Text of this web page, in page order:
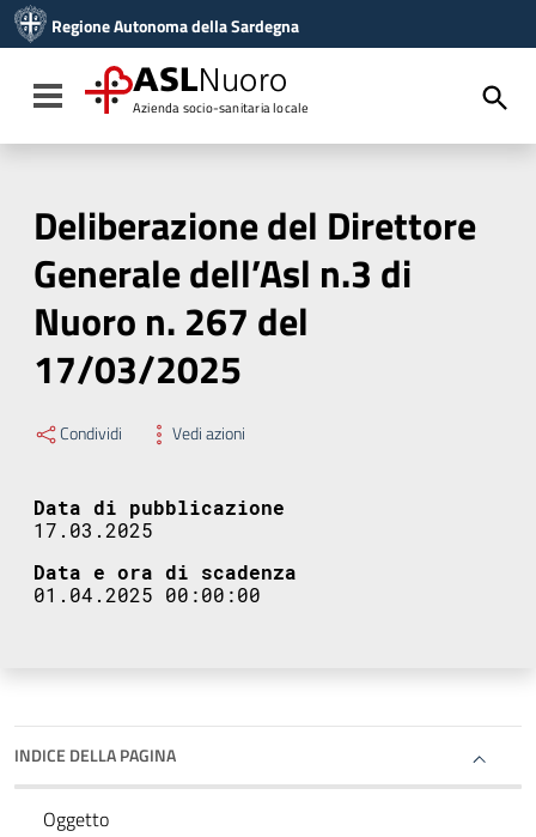
Vai al menu di navigazione
Vai al footer
Regione Autonoma della Sardegna
Toggle navigation
ASLNuoro
Azienda socio-sanitaria locale
Deliberazione del Direttore
Generale dell’Asl n.3 di
Nuoro n. 267 del
17/03/2025
Condividi Vedi azioni
Data di pubblicazione
17.03.2025
Data e ora di scadenza
01.04.2025 00:00:00
INDICE DELLA PAGINA
Oggetto